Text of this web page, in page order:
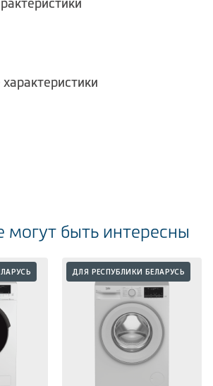
могут быть интересны
ДЛЯ РЕСПУБЛИКИ БЕЛАРУСЬ